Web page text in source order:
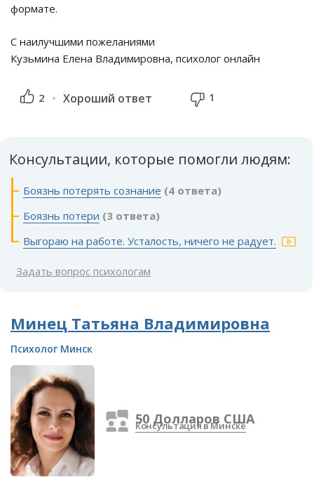
формате.
С наилучшими пожеланиями
Кузьмина Елена Владимировна, психолог онлайн
2 Хороший ответ 1
Консультации, которые помогли людям:
Боязнь потерять сознание (4 ответа)
Боязнь потери (3 ответа)
Выгораю на работе. Усталость, ничего не радует.
Задать вопрос психологам
Минец Татьяна Владимировна
Психолог Минск
50 Долларов США
Консультация в Минске